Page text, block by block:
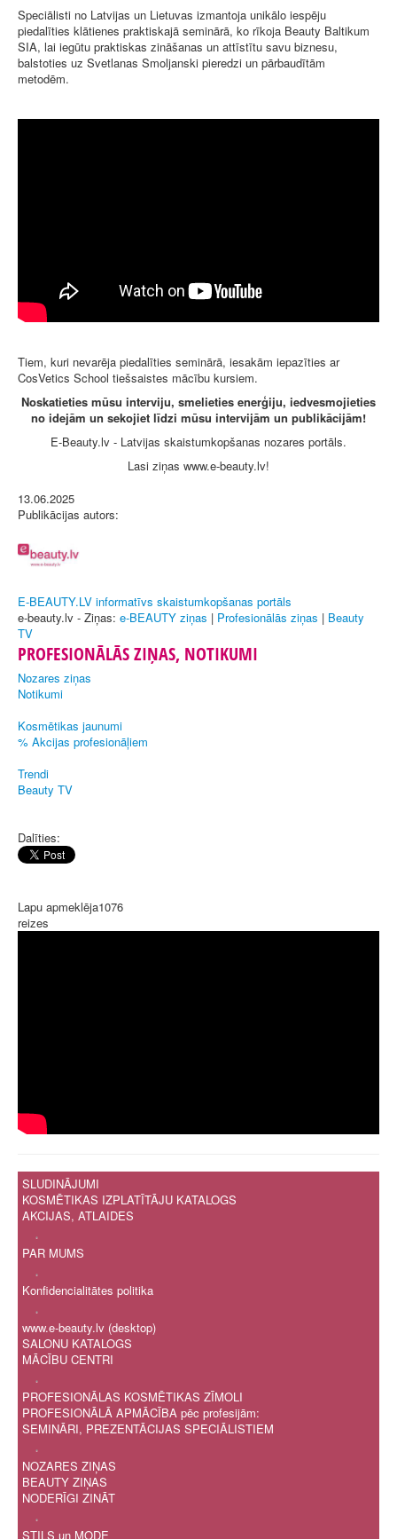
Speciālisti no Latvijas un Lietuvas izmantoja unikālo iespēju
piedalīties klātienes praktiskajā seminārā, ko rīkoja Beauty Baltikum
SIA, lai iegūtu praktiskas zināšanas un attīstītu savu biznesu,
balstoties uz Svetlanas Smoljanski pieredzi un pārbaudītām
metodēm.
Tiem, kuri nevarēja piedalīties seminārā, iesakām iepazīties ar
CosVetics School tiešsaistes mācību kursiem.
Noskatieties mūsu interviju, smelieties enerģiju, iedvesmojieties
no idejām un sekojiet līdzi mūsu intervijām un publikācijām!
E-Beauty.lv - Latvijas skaistumkopšanas nozares portāls.
Lasi ziņas www.e-beauty.lv!
13.06.2025
Publikācijas autors:
E-BEAUTY.LV informatīvs skaistumkopšanas portāls
e-beauty.lv - Ziņas: e-BEAUTY ziņas | Profesionālās ziņas | Beauty
TV
PROFESIONĀLĀS ZIŅAS, NOTIKUMI
Nozares ziņas
Notikumi
Kosmētikas jaunumi
% Akcijas profesionāļiem
Trendi
Beauty TV
Dalīties:
Lapu apmeklēja1076
reizes
SLUDINĀJUMI
KOSMĒTIKAS IZPLATĪTĀJU KATALOGS
AKCIJAS, ATLAIDES
.
PAR MUMS
.
Konfidencialitātes politika
.
www.e-beauty.lv (desktop)
SALONU KATALOGS
MĀCĪBU CENTRI
.
PROFESIONĀLAS KOSMĒTIKAS ZĪMOLI
PROFESIONĀLĀ APMĀCĪBA pēc profesijām:
SEMINĀRI, PREZENTĀCIJAS SPECIĀLISTIEM
.
NOZARES ZIŅAS
BEAUTY ZIŅAS
NODERĪGI ZINĀT
.
STILS un MODE